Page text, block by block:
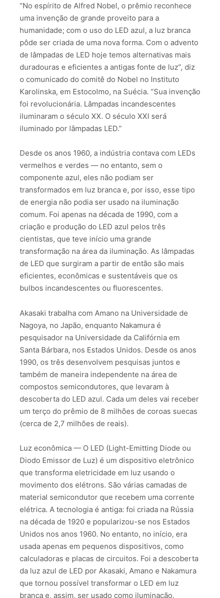
“No espírito de Alfred Nobel, o prêmio reconhece
uma invenção de grande proveito para a
humanidade; com o uso do LED azul, a luz branca
pôde ser criada de uma nova forma. Com o advento
de lâmpadas de LED hoje temos alternativas mais
duradouras e eficientes a antigas fonte de luz”, diz
o comunicado do comitê do Nobel no Instituto
Karolinska, em Estocolmo, na Suécia. “Sua invenção
foi revolucionária. Lâmpadas incandescentes
iluminaram o século XX. O século XXI será
iluminado por lâmpadas LED.”
Desde os anos 1960, a indústria contava com LEDs
vermelhos e verdes — no entanto, sem o
componente azul, eles não podiam ser
transformados em luz branca e, por isso, esse tipo
de energia não podia ser usado na iluminação
comum. Foi apenas na década de 1990, com a
criação e produção do LED azul pelos três
cientistas, que teve início uma grande
transformação na área da iluminação. As lâmpadas
de LED que surgiram a partir de então são mais
eficientes, econômicas e sustentáveis que os
bulbos incandescentes ou fluorescentes.
Akasaki trabalha com Amano na Universidade de
Nagoya, no Japão, enquanto Nakamura é
pesquisador na Universidade da Califórnia em
Santa Bárbara, nos Estados Unidos. Desde os anos
1990, os três desenvolvem pesquisas juntos e
também de maneira independente na área de
compostos semicondutores, que levaram à
descoberta do LED azul. Cada um deles vai receber
um terço do prêmio de 8 milhões de coroas suecas
(cerca de 2,7 milhões de reais).
Luz econômica — O LED (Light-Emitting Diode ou
Diodo Emissor de Luz) é um dispositivo eletrônico
que transforma eletricidade em luz usando o
movimento dos elétrons. São várias camadas de
material semicondutor que recebem uma corrente
elétrica. A tecnologia é antiga: foi criada na Rússia
na década de 1920 e popularizou-se nos Estados
Unidos nos anos 1960. No entanto, no início, era
usada apenas em pequenos dispositivos, como
calculadoras e placas de circuitos. Foi a descoberta
da luz azul de LED por Akasaki, Amano e Nakamura
que tornou possível transformar o LED em luz
branca e, assim, ser usado como iluminação.